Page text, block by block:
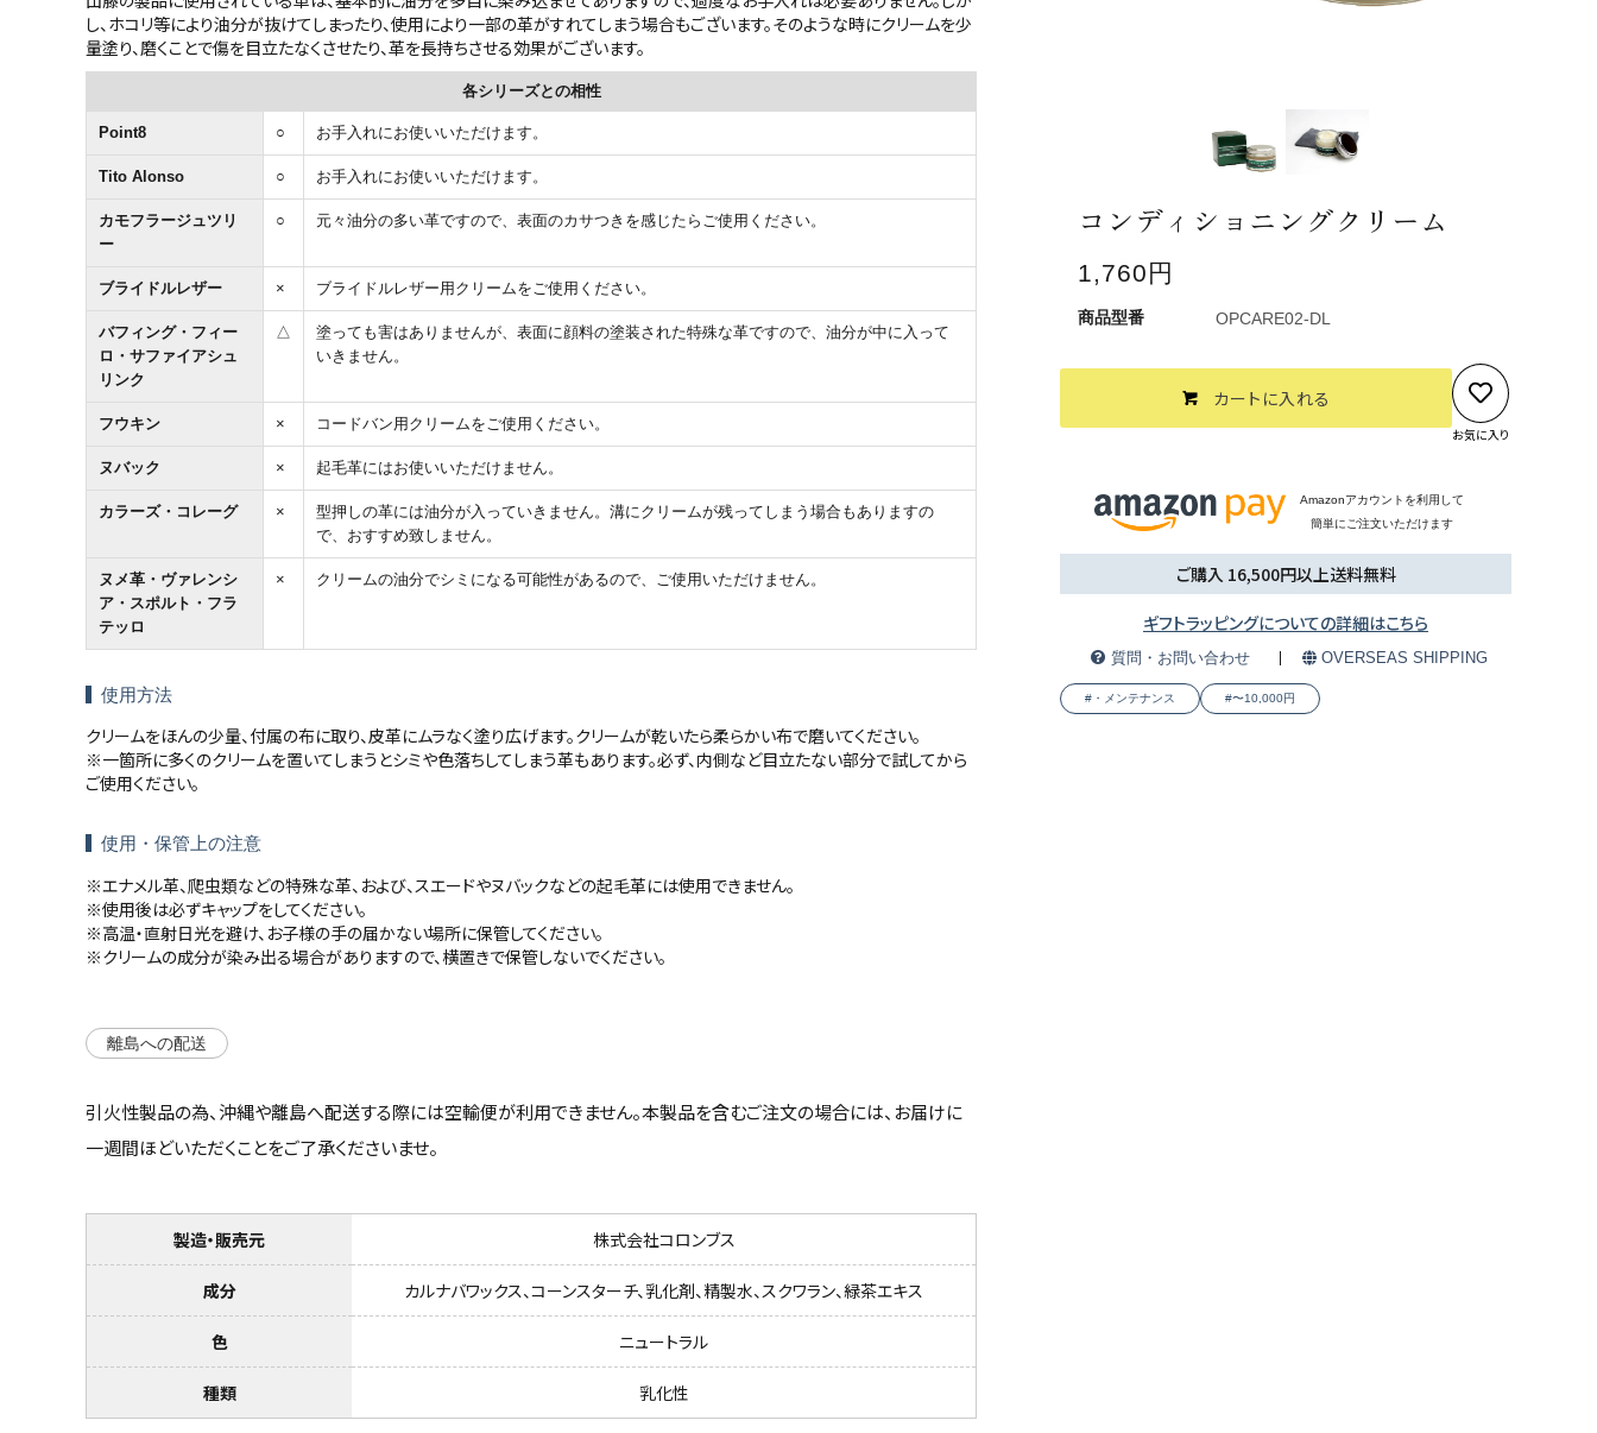
カテゴリーから探す
ガイドライン
実店舗へのアクセス
し、ホコリ等により油分が抜けてしまったり、使用により一部の革がすれてしまう場合もございます。そのような時にクリームを少
量塗り、磨くことで傷を目立たなくさせたり、革を長持ちさせる効果がございます。
各シリーズとの相性
Point8 ○ お手入れにお使いいただけます。
Tito Alonso ○ お手入れにお使いいただけます。
カモフラージュツリ
ー
○ 元々油分の多い革ですので、表面のカサつきを感じたらご使用ください。
ブライドルレザー × ブライドルレザー用クリームをご使用ください。
バフィング・フィー
ロ・サファイアシュ
リンク
△
塗っても害はありませんが、表面に顔料の塗装された特殊な革ですので、油分が中に入って
いきません。
フウキン × コードバン用クリームをご使用ください。
ヌバック × 起毛革にはお使いいただけません。
カラーズ・コレーグ ×
型押しの革には油分が入っていきません。溝にクリームが残ってしまう場合もありますの
で、おすすめ致しません。
ヌメ革・ヴァレンシ
ア・スポルト・フラ
テッロ
× クリームの油分でシミになる可能性があるので、ご使用いただけません。
使用方法
クリームをほんの少量、付属の布に取り、皮革にムラなく塗り広げます。クリームが乾いたら柔らかい布で磨いてください。
※一箇所に多くのクリームを置いてしまうとシミや色落ちしてしまう革もあります。必ず、内側など目立たない部分で試してから
ご使用ください。
使用・保管上の注意
※エナメル革、爬虫類などの特殊な革、および、スエードやヌバックなどの起毛革には使用できません。
※使用後は必ずキャップをしてください。
※高温・直射日光を避け、お子様の手の届かない場所に保管してください。
※クリームの成分が染み出る場合がありますので、横置きで保管しないでください。
離島への配送
引火性製品の為、沖縄や離島へ配送する際には空輸便が利用できません。本製品を含むご注文の場合には、お届けに
一週間ほどいただくことをご了承くださいませ。
製造・販売元 株式会社コロンブス
成分 カルナバワックス、コーンスターチ、乳化剤、精製水、スクワラン、緑茶エキス
色 ニュートラル
種類 乳化性
コンディショニングクリーム
1,760円
OPCARE02-DL
カートに入れる
お気に入り
Amazonアカウントを利用して
簡単にご注文いただけます
ご購入 16,500円以上送料無料
ギフトラッピングについての詳細はこちら
質問・お問い合わせ OVERSEAS SHIPPING
#・メンテナンス #〜10,000円